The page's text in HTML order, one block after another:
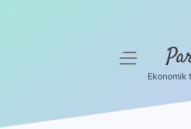
menüyü
Ekonomik